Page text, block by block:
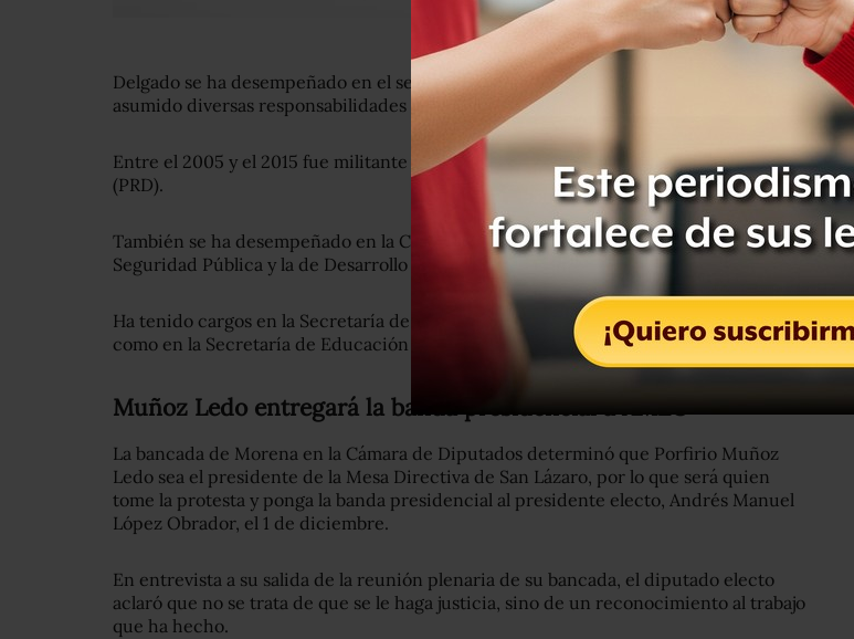
Delgado se ha desempeñado en el sector público desde hace más de 15 años y ha
asumido diversas responsabilidades en el gobierno del Distrito Federal.
Entre el 2005 y el 2015 fue militante activo del Partido de la Revolución Democrática
(PRD).
También se ha desempeñado en la Cámara de Diputados, en la Secretaría de
Seguridad Pública y la de Desarrollo Social del Distrito Federal.
Ha tenido cargos en la Secretaría de Finanzas del Gobierno del Distrito Federal, así
como en la Secretaría de Educación Pública capitalina.
Muñoz Ledo entregará la banda presidencial a AMLO
La bancada de Morena en la Cámara de Diputados determinó que Porfirio Muñoz
Ledo sea el presidente de la Mesa Directiva de San Lázaro, por lo que será quien
tome la protesta y ponga la banda presidencial al presidente electo, Andrés Manuel
López Obrador, el 1 de diciembre.
En entrevista a su salida de la reunión plenaria de su bancada, el diputado electo
aclaró que no se trata de que se le haga justicia, sino de un reconocimiento al trabajo
que ha hecho.